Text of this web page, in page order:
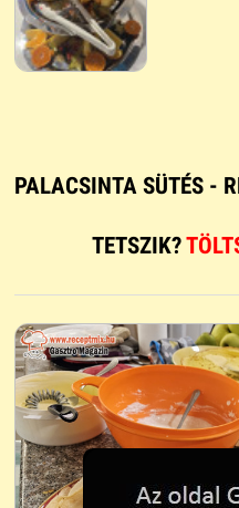
PALACSINTA SÜTÉS -
TETSZIK?